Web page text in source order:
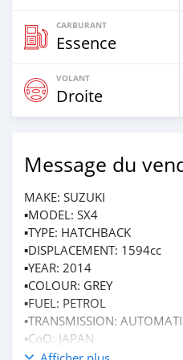
CARBURANT
Essence
VOLANT
Droite
Message du
MAKE: SUZUKI
▪MODEL: SX4
▪TYPE: HATCHBACK
▪DISPLACEMENT: 1594cc
▪YEAR: 2014
▪COLOUR: GREY
▪FUEL: PETROL
▪TRANSMISSION:
▪CoO: JAPAN
◾A/C, POWER STEERING,